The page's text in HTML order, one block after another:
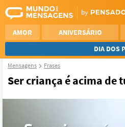
AMOR ANIVERSÁRIO
DIA DOS
REFLEXÃO
Mensagens Frases
Ser criança é acima de